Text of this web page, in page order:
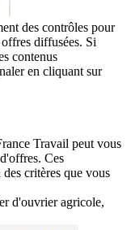
des contrôles pour
diffusées. Si
contenus
en cliquant sur
Travail peut vous
Ces
critères que vous
d'ouvrier agricole,